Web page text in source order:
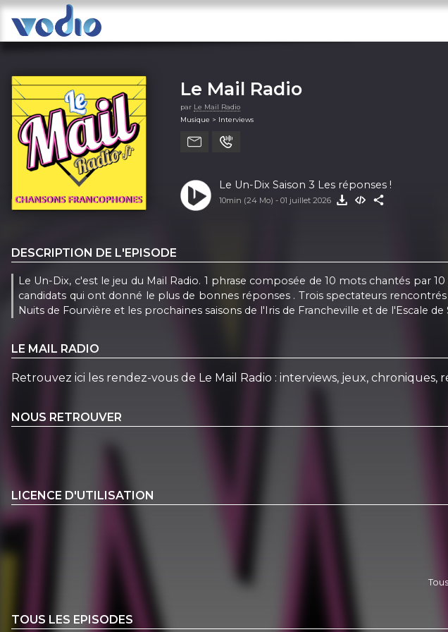
Le Mail Radio
par Le Mail Radio
Musique > Interviews
Le Un-Dix Saison 3 Les réponses !
10min (24 Mo) - 01 juillet 2026
DESCRIPTION DE L'EPISODE
Le Un-Dix, c'est le jeu du Mail Radio. 1 phrase composée de 10 mots chantés par
candidats qui ont donné le plus de bonnes réponses . Trois spectateurs
Nuits de Fourvière et les prochaines saisons de l'Iris de Francheville et de l'Escale de
LE MAIL RADIO
Retrouvez ici les rendez-vous de Le Mail Radio : interviews, jeux,
NOUS RETROUVER
LICENCE D'UTILISATION
TOUS LES EPISODES